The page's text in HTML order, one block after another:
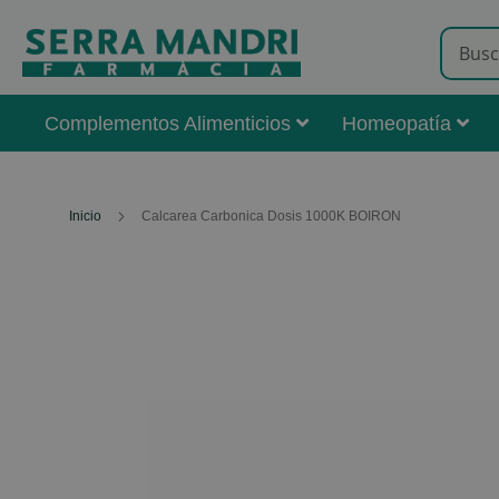
Complementos Alimenticios Homeopatía
Inicio Calcarea Carbonica Dosis 1000K BOIRON